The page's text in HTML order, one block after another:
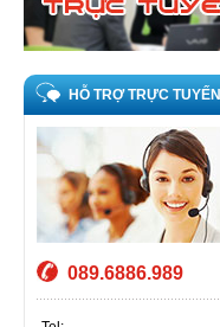
HỖ TRỢ TRỰC TUYẾN
089.6886.989